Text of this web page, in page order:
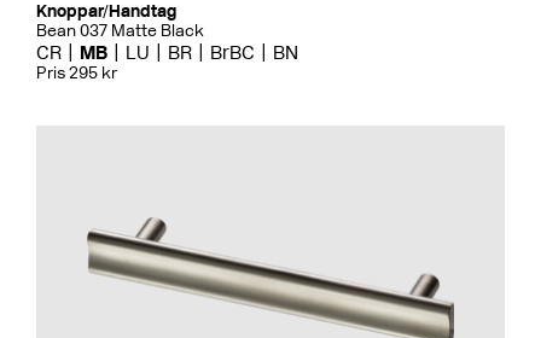
Knoppar/Handtag
Bean 037 Matte Black
CR MB LU BR BrBC BN
Pris 295 kr